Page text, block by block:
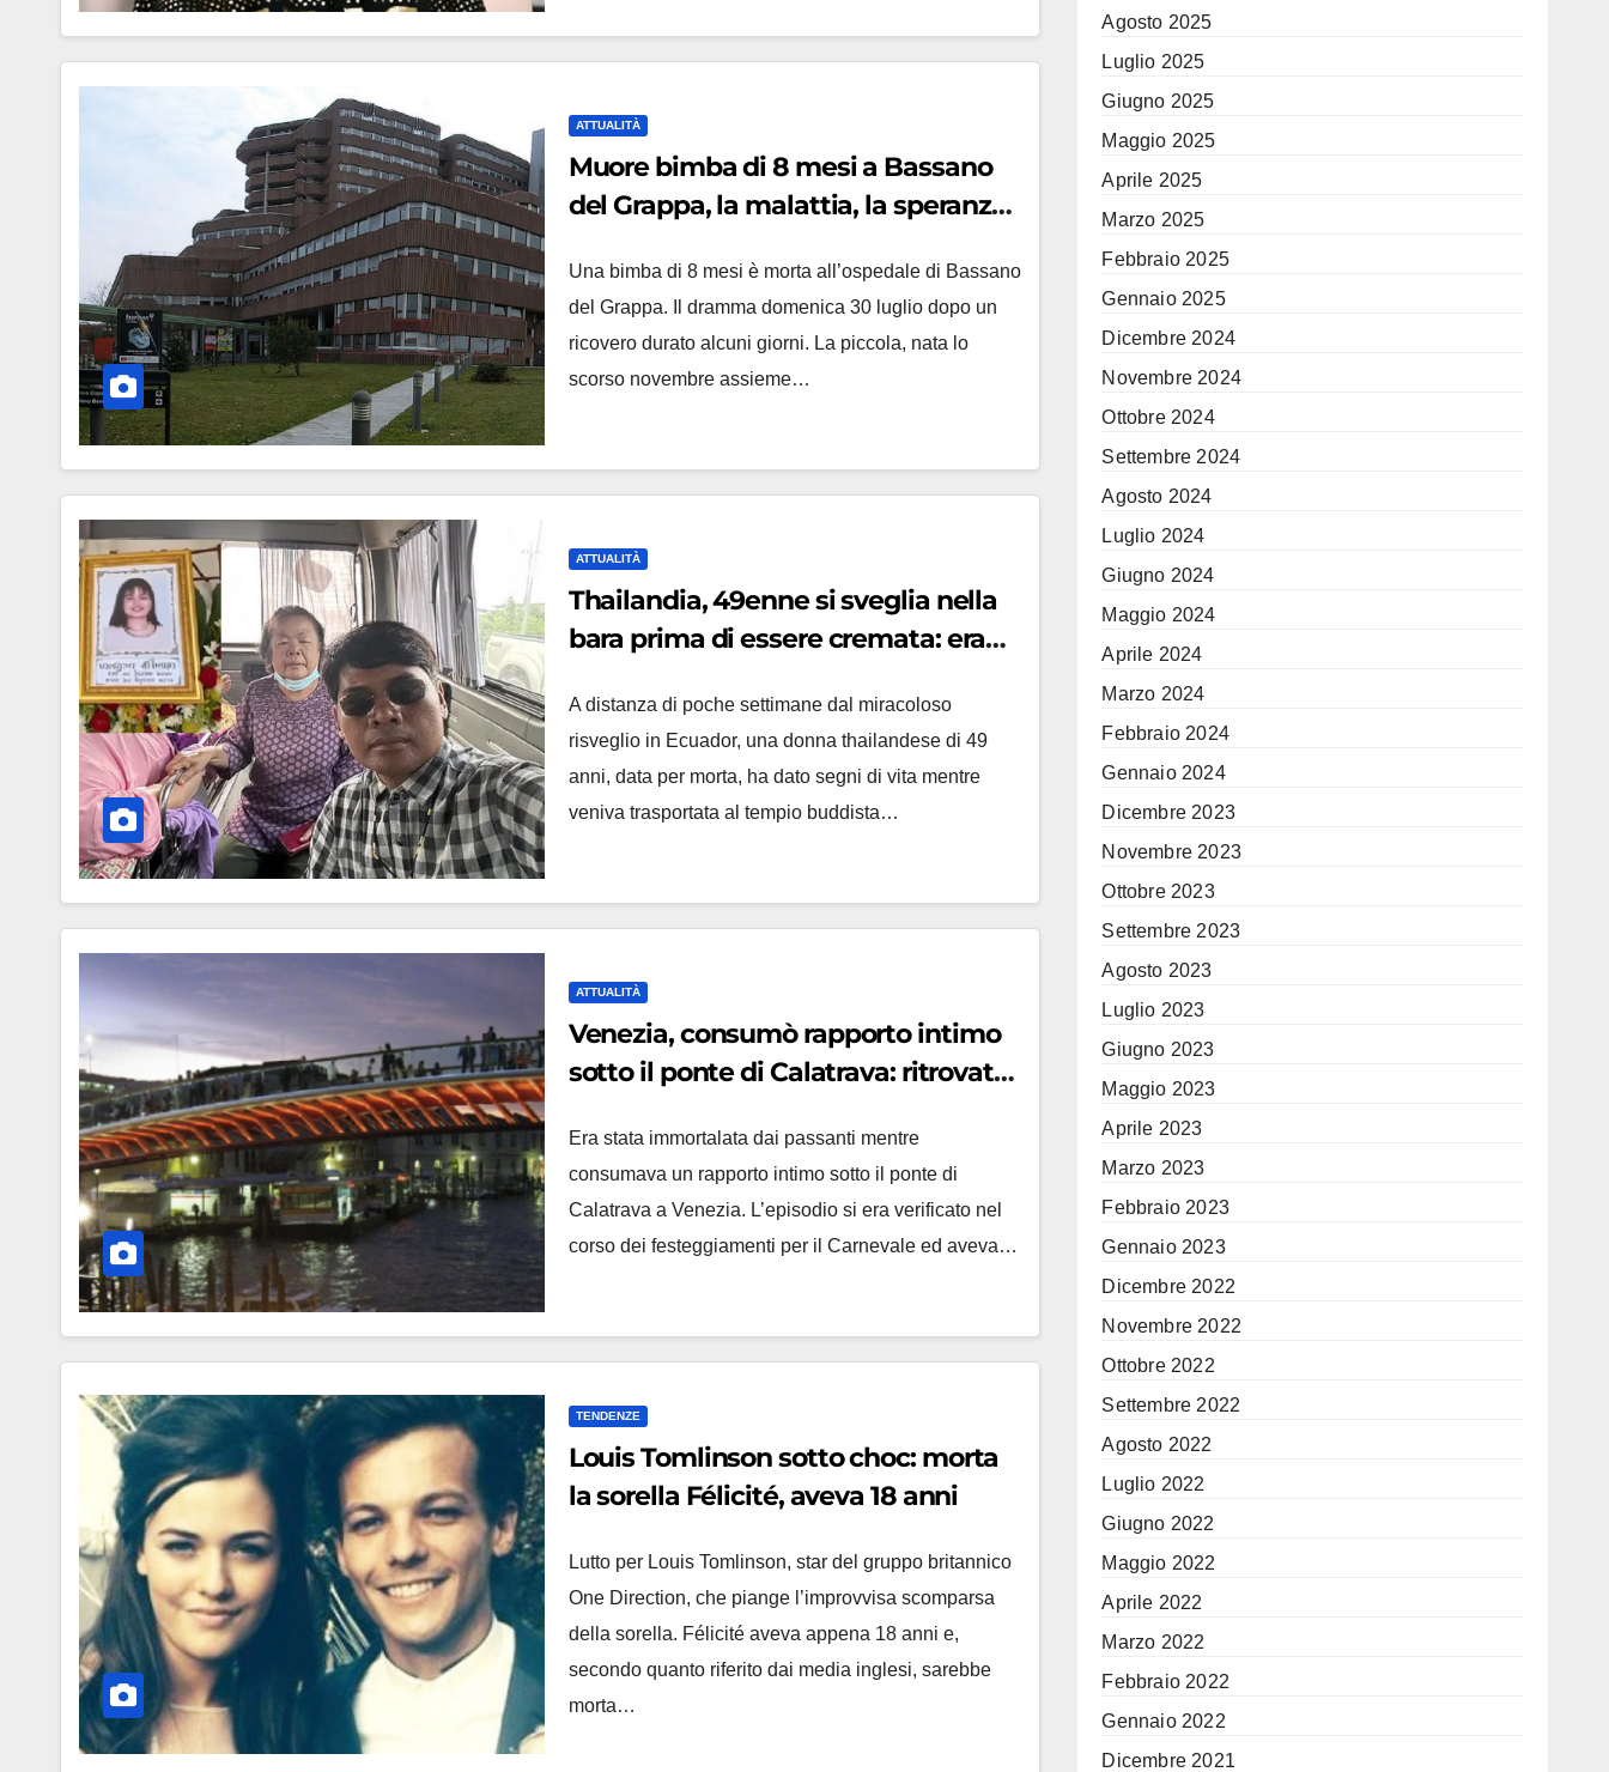
ATTUALITÀ
Muore bimba di 8 mesi a Bassano
del Grappa, la malattia, la speranza
Una bimba di 8 mesi è morta all’ospedale di Bassano
del Grappa. Il dramma domenica 30 luglio dopo un
ricovero durato alcuni giorni. La piccola, nata lo
scorso novembre assieme…
ATTUALITÀ
Thailandia, 49enne si sveglia nella
bara prima di essere cremata: era
A distanza di poche settimane dal miracoloso
risveglio in Ecuador, una donna thailandese di 49
anni, data per morta, ha dato segni di vita mentre
veniva trasportata al tempio buddista…
ATTUALITÀ
Venezia, consumò rapporto intimo
sotto il ponte di Calatrava: ritrovata
Era stata immortalata dai passanti mentre
consumava un rapporto intimo sotto il ponte di
Calatrava a Venezia. L’episodio si era verificato nel
corso dei festeggiamenti per il Carnevale ed aveva…
TENDENZE
Louis Tomlinson sotto choc: morta
la sorella Félicité, aveva 18 anni
Lutto per Louis Tomlinson, star del gruppo britannico
One Direction, che piange l’improvvisa scomparsa
della sorella. Félicité aveva appena 18 anni e,
secondo quanto riferito dai media inglesi, sarebbe
morta…
Agosto 2025
Luglio 2025
Giugno 2025
Maggio 2025
Aprile 2025
Marzo 2025
Febbraio 2025
Gennaio 2025
Dicembre 2024
Novembre 2024
Ottobre 2024
Settembre 2024
Agosto 2024
Luglio 2024
Giugno 2024
Maggio 2024
Aprile 2024
Marzo 2024
Febbraio 2024
Gennaio 2024
Dicembre 2023
Novembre 2023
Ottobre 2023
Settembre 2023
Agosto 2023
Luglio 2023
Giugno 2023
Maggio 2023
Aprile 2023
Marzo 2023
Febbraio 2023
Gennaio 2023
Dicembre 2022
Novembre 2022
Ottobre 2022
Settembre 2022
Agosto 2022
Luglio 2022
Giugno 2022
Maggio 2022
Aprile 2022
Marzo 2022
Febbraio 2022
Gennaio 2022
Dicembre 2021